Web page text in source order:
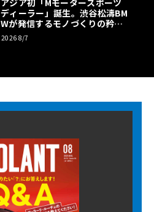
ディーラー」誕生。渋谷松濤BM
Wが発信するモノづくりの矜持
【木下隆之コラム】
2026 8/7